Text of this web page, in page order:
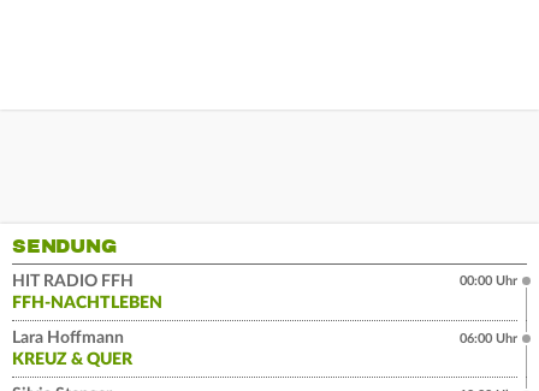
SENDUNG
HIT RADIO FFH
FFH-NACHTLEBEN
00:00 Uhr
Lara Hoffmann
KREUZ & QUER
06:00 Uhr